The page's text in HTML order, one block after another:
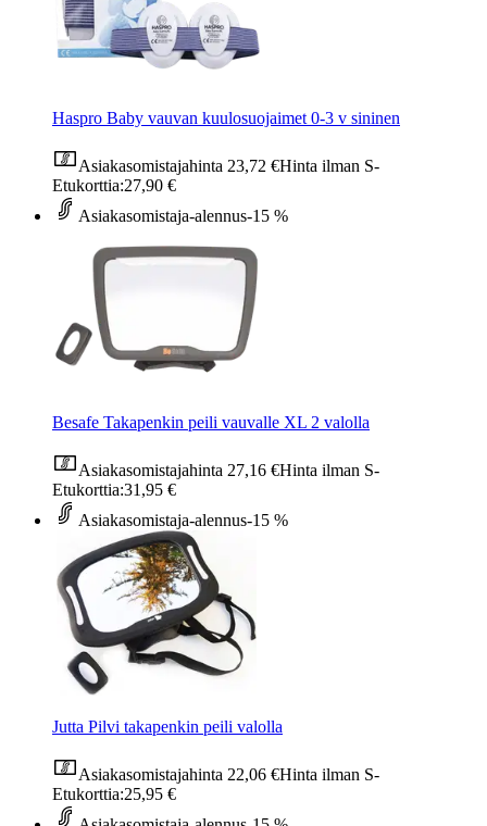
Haspro Baby vauvan kuulosuojaimet 0-3 v sininen
Asiakasomistajahinta 23,72 €Hinta ilman S-
Etukorttia:27,90 €
Asiakasomistaja-alennus-15 %
Besafe Takapenkin peili vauvalle XL 2 valolla
Asiakasomistajahinta 27,16 €Hinta ilman S-
Etukorttia:31,95 €
Asiakasomistaja-alennus-15 %
Jutta Pilvi takapenkin peili valolla
Asiakasomistajahinta 22,06 €Hinta ilman S-
Etukorttia:25,95 €